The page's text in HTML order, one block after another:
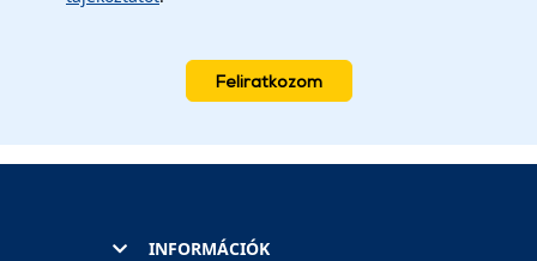
Feliratkozom
INFORMÁCIÓK